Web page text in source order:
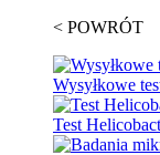
< POWRÓT
Wysyłkowe
Test